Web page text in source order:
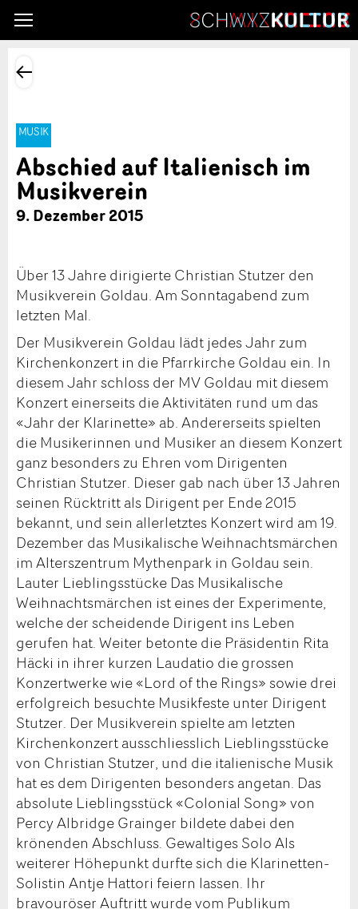
MUSIK
Abschied auf Italienisch im
Musikverein
9. Dezember 2015
Über 13 Jahre dirigierte Christian Stutzer den
Musikverein Goldau. Am Sonntagabend zum
letzten Mal.
Der Musikverein Goldau lädt jedes Jahr zum
Kirchenkonzert in die Pfarrkirche Goldau ein. In
diesem Jahr schloss der MV Goldau mit diesem
Konzert einerseits die Aktivitäten rund um das
«Jahr der Klarinette» ab. Andererseits spielten
die Musikerinnen und Musiker an diesem Konzert
ganz besonders zu Ehren vom Dirigenten
Christian Stutzer. Dieser gab nach über 13 Jahren
seinen Rücktritt als Dirigent per Ende 2015
bekannt, und sein allerletztes Konzert wird am 19.
Dezember das Musikalische Weihnachtsmärchen
im Alterszentrum Mythenpark in Goldau sein.
Lauter Lieblingsstücke Das Musikalische
Weihnachtsmärchen ist eines der Experimente,
welche der scheidende Dirigent ins Leben
gerufen hat. Weiter betonte die Präsidentin Rita
Häcki in ihrer kurzen Laudatio die grossen
Konzertwerke wie «Lord of the Rings» sowie drei
erfolgreich besuchte Musikfeste unter Dirigent
Stutzer. Der Musikverein spielte am letzten
Kirchenkonzert ausschliesslich Lieblingsstücke
von Christian Stutzer, und die italienische Musik
hat es dem Dirigenten besonders angetan. Das
absolute Lieblingsstück «Colonial Song» von
Percy Albridge Grainger bildete dabei den
krönenden Abschluss. Gewaltiges Solo Als
weiterer Höhepunkt durfte sich die Klarinetten-
Solistin Antje Hattori feiern lassen. Ihr
bravouröser Auftritt wurde vom Publikum